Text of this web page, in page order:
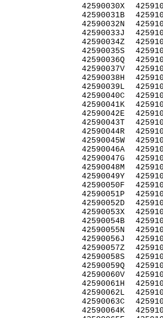
42590030X
42590031B
42590032N
42590033J
42590034Z
42590035S
42590036Q
42590037V
42590038H
42590039L
42590040C
42590041K
42590042E
42590043T
42590044R
42590045W
42590046A
42590047G
42590048M
42590049Y
42590050F
42590051P
42590052D
42590053X
42590054B
42590055N
42590056J
42590057Z
42590058S
42590059Q
42590060V
42590061H
42590062L
42590063C
42590064K